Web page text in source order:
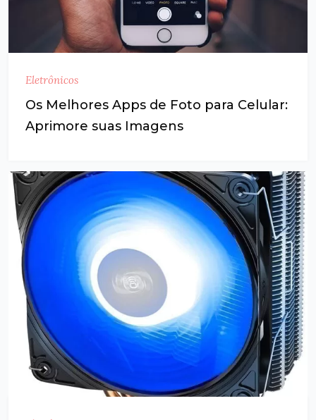
Eletrônicos
Os Melhores Apps de Foto para Celular:
Aprimore suas Imagens